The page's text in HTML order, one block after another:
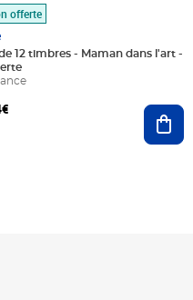
offerte
12 timbres - Maman dans l'art -